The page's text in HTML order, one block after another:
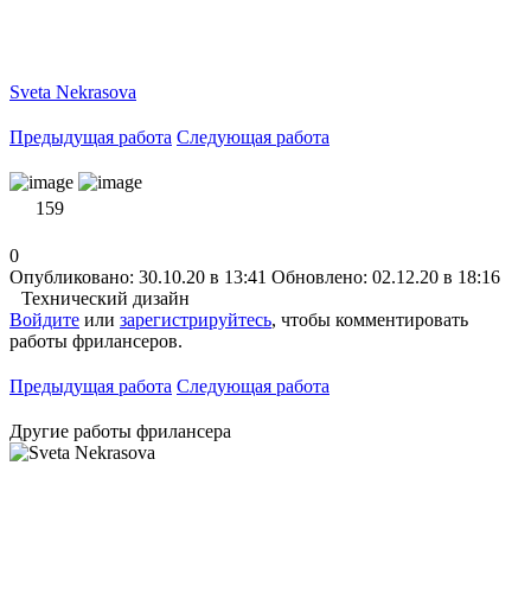
Sveta Nekrasova
Предыдущая работа Следующая работа
159
0
Опубликовано: 30.10.20 в 13:41 Обновлено: 02.12.20 в 18:16
Технический дизайн
Войдите или зарегистрируйтесь, чтобы комментировать
работы фрилансеров.
Предыдущая работа Следующая работа
Другие работы фрилансера